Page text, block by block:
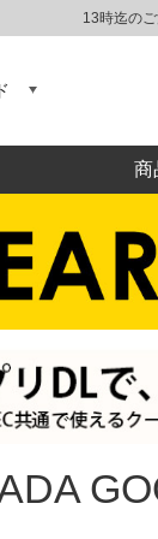
13時迄の
商